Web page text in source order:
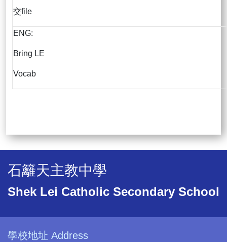
交file
ENG:
Bring LE
Vocab
石籬天主教中學
Shek Lei Catholic Secondary School
學校地址 Address